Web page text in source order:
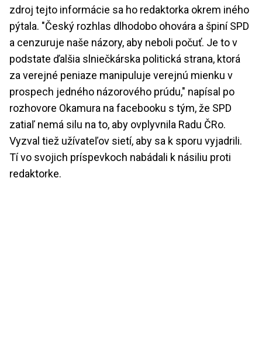
zdroj tejto informácie sa ho redaktorka okrem iného
pýtala. "Český rozhlas dlhodobo ohovára a špiní SPD
a cenzuruje naše názory, aby neboli počuť. Je to v
podstate ďalšia slniečkárska politická strana, ktorá
za verejné peniaze manipuluje verejnú mienku v
prospech jedného názorového prúdu," napísal po
rozhovore Okamura na facebooku s tým, že SPD
zatiaľ nemá silu na to, aby ovplyvnila Radu ČRo.
Vyzval tiež užívateľov sietí, aby sa k sporu vyjadrili.
Tí vo svojich príspevkoch nabádali k násiliu proti
redaktorke.